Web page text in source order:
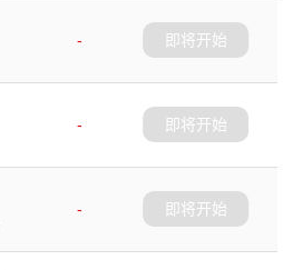
-
即将开始
-
即将开始
-
即将开始